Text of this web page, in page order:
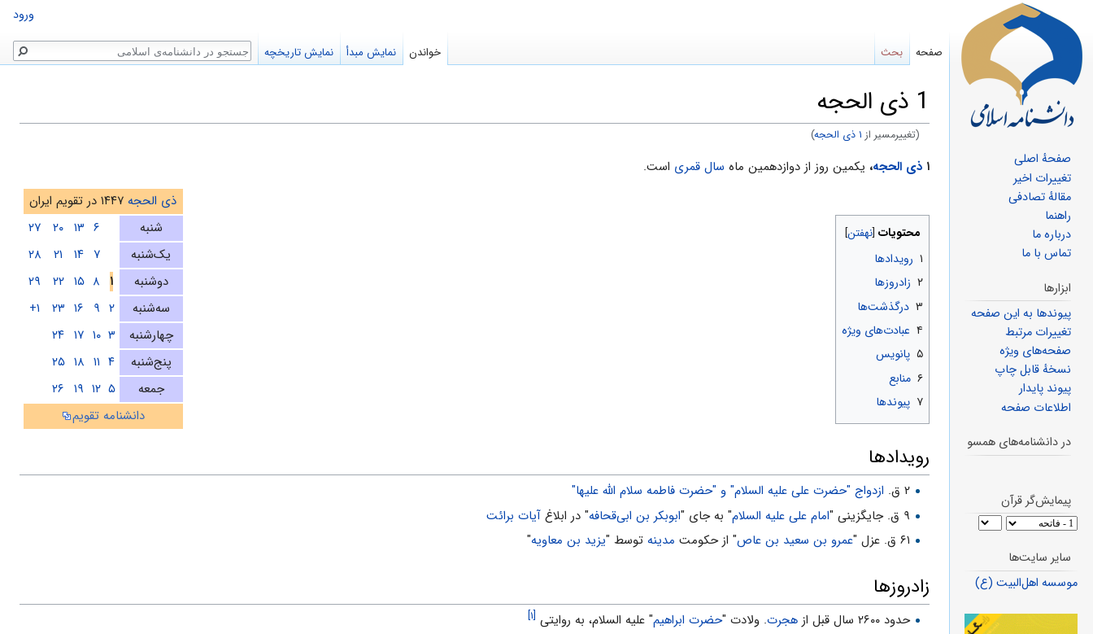
1 ذی الحجه
(تغییرمسیر از ۱ ذی الحجه )
پرش
ناوبری
پرش
جستجو
۱ ذی الحجه، یکمین روز از دوازدهمین ماه سال قمری است.
ذی الحجه۱۴۴۷ در تقویم ایران
شنبه
۶ ۱۳ ۲۰
۲۷
یک‌شنبه
۷ ۱۴ ۲۱
۲۸
دوشنبه
۱ ۸ ۱۵ ۲۲
۲۹
سه‌شنبه
۲ ۹ ۱۶ ۲۳
۱+
چهارشنبه
۳ ۱۰ ۱۷ ۲۴
پنج‌شنبه
۴ ۱۱ ۱۸ ۲۵
جمعه
۵ ۱۲ ۱۹ ۲۶
دانشنامه تقویم
محتویات
۱ رویدادها
۲ زادروزها
۳ درگذشت‌ها
۴ عبادت‌های ویژه
۵ پانویس
۶ منابع
۷ پیوندها
رویدادها
۲ ق.
ازدواج "حضرت علی علیه السلام" و "حضرت فاطمه سلام الله علیها"
۹ ق. جایگزینی "
امام علی علیه السلام" به جای "ابوبکر بن ابی‌قحافه" در ابلاغ آیات برائت
۶۱ ق. عزل "
عمرو بن سعید بن عاص" از حکومت مدینهتوسط "یزید بن معاویه"
زادروزها
حدود ۲۶۰۰‬ سال قبل از هجرت. ولادت "حضرت ابراهیم" علیه السلام، به روایتی [۱]
ورود
صفحه بحث خواندن نمایش مبدأ نمایش تاریخچه جستجو
صفحهٔ اصلی
تغییرات اخیر
مقالهٔ تصادفی
راهنما
درباره ما
تماس با ما
ابزارها
پیوندها به این صفحه
تغییرات مرتبط
صفحه‌های ویژه
نسخهٔ قابل چاپ
پیوند پایدار
اطلاعات صفحه
در دانشنامه‌های همسو
پیمایش‌گر قرآن
سایر سایت‌ها
موسسه اهل‌البیت (ع)